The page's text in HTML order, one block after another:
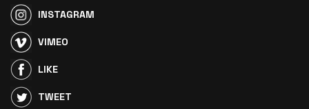
INSTAGRAM
VIMEO
LIKE
TWEET